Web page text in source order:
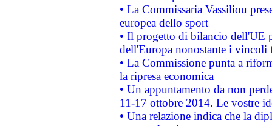
• La Commissaria Vassiliou
europea dello sport
• Il progetto di bilancio dell'UE
dell'Europa nonostante i vincoli
• La Commissione punta a
la ripresa economica
• Un appuntamento da non
11-17 ottobre 2014. Le vostre
• Una relazione indica che la